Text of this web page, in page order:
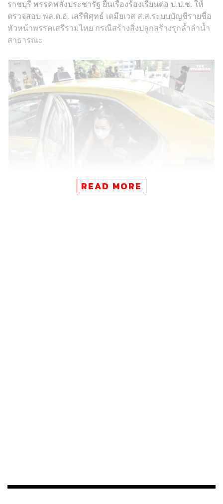
ราชบุรี พรรคพลังประชารัฐ ยื่นเรื่องร้องเรียนต่อ ป.ป.ช. ให้
ตรวจสอบ พล.ต.อ. เสรีพิศุทธ์ เตมียเวส ส.ส.ระบบบัญชีรายชื่อ
หัวหน้าพรรคเสรีรวมไทย กรณีสร้างสิ่งปลูกสร้างรุกล้ำลำน้ำ
สาธารณะ
ไม่รู้ว่าอนุกรรมการ ป.ป.ช. ละเว้นการปฏิบัติหน้าที่หรือ
READ MORE